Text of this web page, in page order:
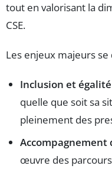
tout en valorisant la
CSE.
Les enjeux majeurs
Inclusion et
quelle que soit sa
pleinement des
Accompagnement
œuvre des